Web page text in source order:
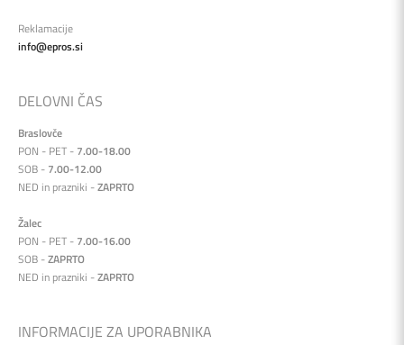
Reklamacije
info@epros.si
DELOVNI ČAS
Braslovče
PON - PET - 7.00-18.00
SOB - 7.00-12.00
NED in prazniki -ZAPRTO
Žalec
PON - PET - 7.00-16.00
SOB -ZAPRTO
NED in prazniki -ZAPRTO
INFORMACIJE ZA UPORABNIKA